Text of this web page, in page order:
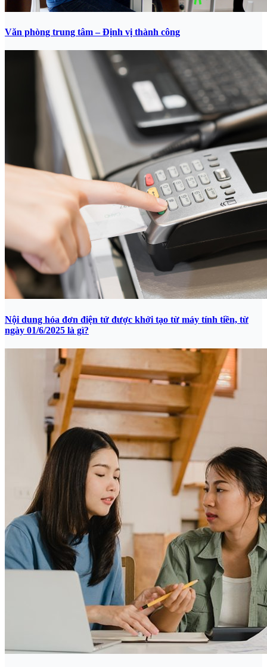
Văn phòng trung tâm – Định vị thành công
Nội dung hóa đơn điện tử được khởi tạo từ máy tính tiền, từ
ngày 01/6/2025 là gì?